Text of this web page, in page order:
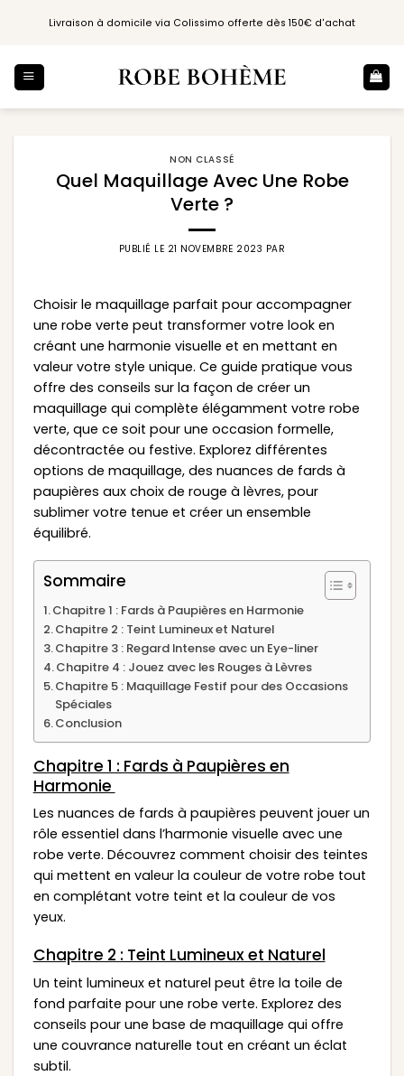
Livraison à domicile via Colissimo offerte dès 150€ d'achat
NON CLASSÉ
Quel Maquillage Avec Une Robe
Verte ?
PUBLIÉ LE 21 NOVEMBRE 2023 PAR
Choisir le maquillage parfait pour accompagner
une robe verte peut transformer votre look en
créant une harmonie visuelle et en mettant en
valeur votre style unique. Ce guide pratique vous
offre des conseils sur la façon de créer un
maquillage qui complète élégamment votre robe
verte, que ce soit pour une occasion formelle,
décontractée ou festive. Explorez différentes
options de maquillage, des nuances de fards à
paupières aux choix de rouge à lèvres, pour
sublimer votre tenue et créer un ensemble
équilibré.
Sommaire
Chapitre 1 : Fards à Paupières en Harmonie
Chapitre 2 : Teint Lumineux et Naturel
Chapitre 3 : Regard Intense avec un Eye-liner
Chapitre 4 : Jouez avec les Rouges à Lèvres
Chapitre 5 : Maquillage Festif pour des Occasions
Spéciales
Conclusion
Chapitre 1 : Fards à Paupières en
Harmonie
Les nuances de fards à paupières peuvent jouer un
rôle essentiel dans l’harmonie visuelle avec une
robe verte. Découvrez comment choisir des teintes
qui mettent en valeur la couleur de votre robe tout
en complétant votre teint et la couleur de vos
yeux.
Chapitre 2 : Teint Lumineux et Naturel
Un teint lumineux et naturel peut être la toile de
fond parfaite pour une robe verte. Explorez des
conseils pour une base de maquillage qui offre
une couvrance naturelle tout en créant un éclat
subtil.